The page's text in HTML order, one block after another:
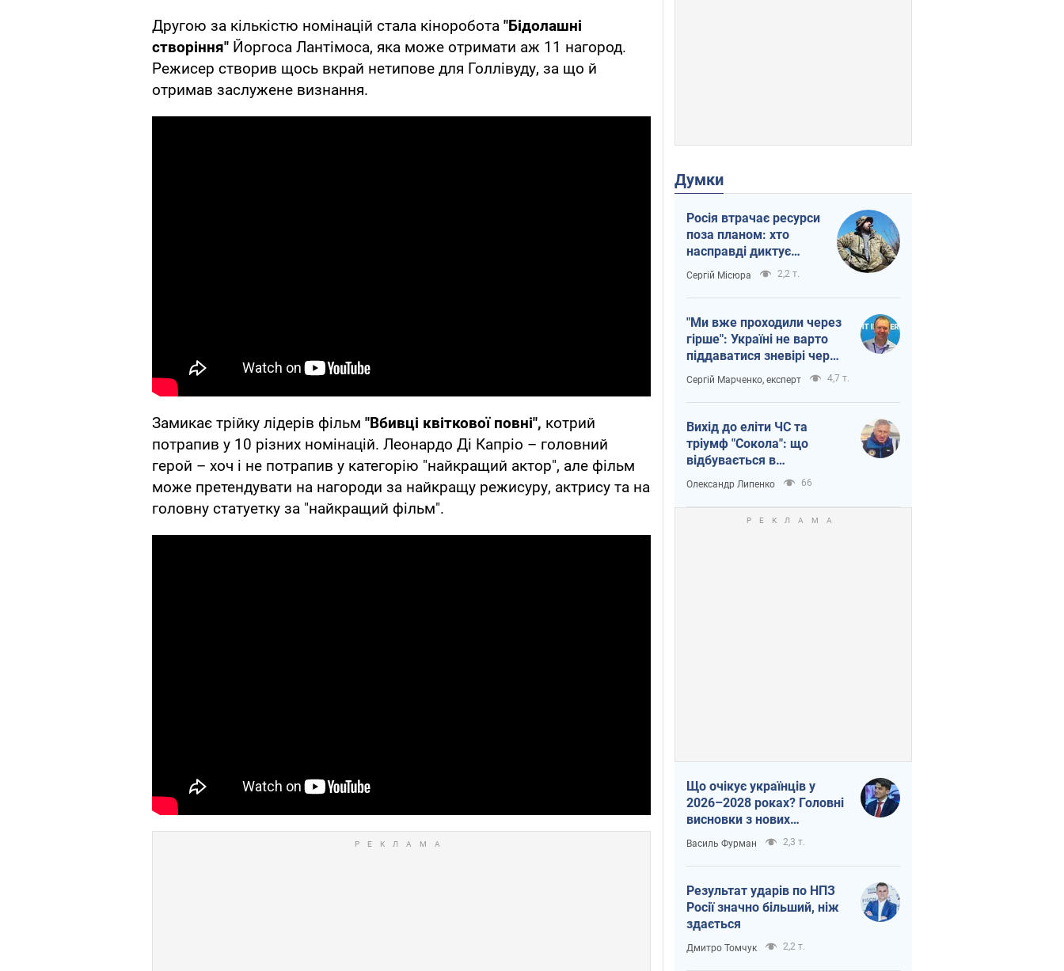
Другою за кількістю номінацій стала кіноробота "Бідолашні
створіння" Йоргоса Лантімоса, яка може отримати аж 11 нагород.
Режисер створив щось вкрай нетипове для Голлівуду, за що й
отримав заслужене визнання.
Замикає трійку лідерів фільм "Вбивці квіткової повні", котрий
потрапив у 10 різних номінацій. Леонардо Ді Капріо – головний
герой – хоч і не потрапив у категорію "найкращий актор", але фільм
може претендувати на нагороди за найкращу режисуру, актрису та на
головну статуетку за "найкращий фільм".
Думки
Росія втрачає ресурси
поза планом: хто
насправді диктує
темп війни
Сергій Місюра 2,2 т.
"Ми вже проходили через
гірше": Україні не варто
піддаватися зневірі через
ракетний терор
Сергій Марченко, експерт 4,7 т.
Вихід до еліти ЧС та
тріумф "Сокола": що
відбувається в
українському хокеї
Олександр Липенко 66
Що очікує українців у
2026–2028 роках? Головні
висновки з нових
прогнозів від НБУ
Василь Фурман 2,3 т.
Результат ударів по НПЗ
Росії значно більший, ніж
здається
Дмитро Томчук 2,2 т.